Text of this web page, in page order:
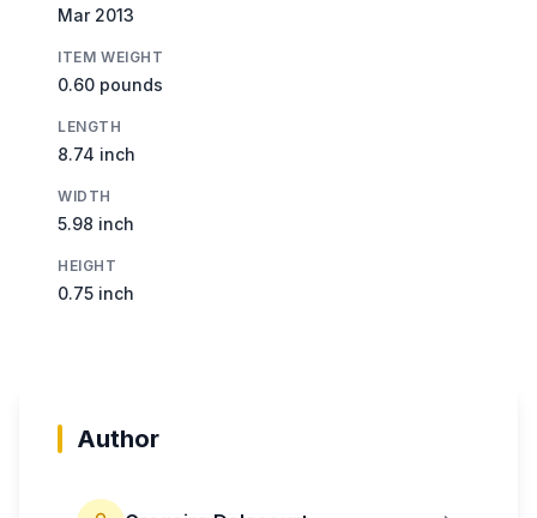
Mar 2013
ITEM WEIGHT
0.60 pounds
LENGTH
8.74 inch
WIDTH
5.98 inch
HEIGHT
0.75 inch
Author